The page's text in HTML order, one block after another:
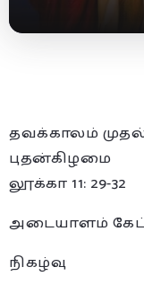
தவக்காலம்
புதன்கிழமை
லூக்கா 11: 29-32
அடையாளம்
நிகழ்வு